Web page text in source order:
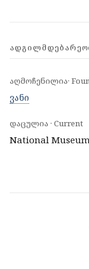
აღმოჩენილია·
ვანი
დაცულია · Current
National